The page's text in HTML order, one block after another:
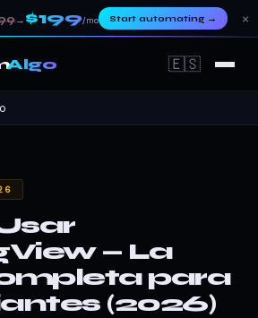
→ $199/mo Start automating→ ×
Algo 🇪🇸
— La
para
(2026)